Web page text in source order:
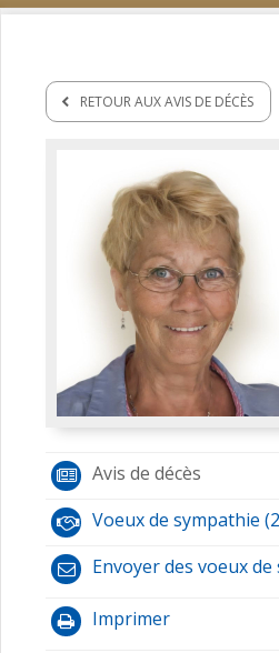
RETOUR AUX AVIS DE DÉCÈS
Avis de décès
Voeux de sympathie
Envoyer des voeux
Imprimer